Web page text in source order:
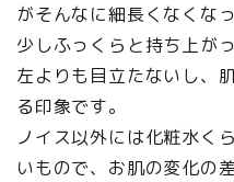
がそんなに細長くなくな
少しふっくらと持ち上が
左よりも目立たないし、
る印象です。
ノイス以外には化粧水く
いもので、お肌の変化の